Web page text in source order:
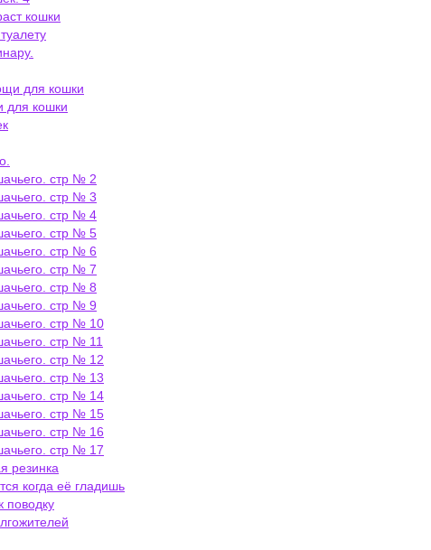
кошки
для кошки
для кошки
стр № 2
стр № 3
стр № 4
стр № 5
стр № 6
стр № 7
стр № 8
стр № 9
стр № 10
стр № 11
стр № 12
стр № 13
стр № 14
стр № 15
стр № 16
стр № 17
резинка
когда её гладишь
поводку